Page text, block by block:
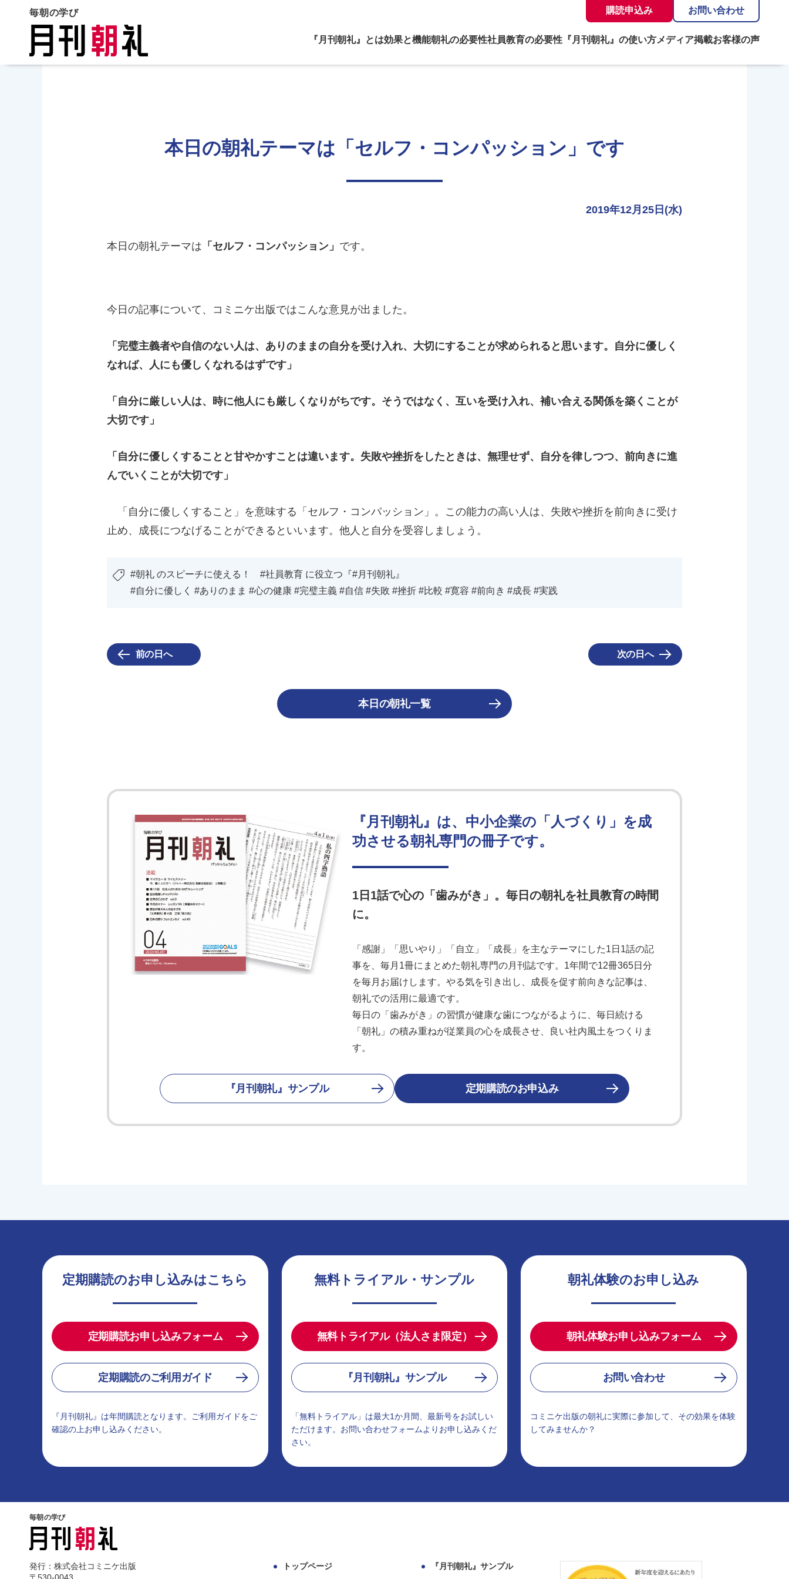
毎朝の学び 購読申込み お問い合わせ
『月刊朝礼』とは効果と機能朝礼の必要性社員教育の必要性 『月刊朝礼』の使い方メディア掲載お客様の声
本日の朝礼テーマは「セルフ・コンパッション」です
2019年12月25日(水)
本日の朝礼テーマは 「セルフ・コンパッション」 です。
今日の記事について、コミニケ出版ではこんな意見が出ました。
「完璧主義者や自信のない人は、ありのままの自分を受け入れ、大切にすることが求められると思います。自分に優しく
なれば、人にも優しくなれるはずです」
「自分に厳しい人は、時に他人にも厳しくなりがちです。そうではなく、互いを受け入れ、補い合える関係を築くことが
大切です」
「自分に優しくすることと甘やかすことは違います。失敗や挫折をしたときは、無理せず、自分を律しつつ、前向きに進
んでいくことが大切です」
「自分に優しくすること」を意味する「セルフ・コンパッション」。この能力の高い人は、失敗や挫折を前向きに受け
止め、成長につなげることができるといいます。他人と自分を受容しましょう。
#朝礼 のスピーチに使える！ #社員教育 に役立つ『#月刊朝礼』
#自分に優しく #ありのまま #心の健康 #完璧主義 #自信 #失敗 #挫折 #比較 #寛容 #前向き #成長 #実践
前の日へ 次の日へ
本日の朝礼一覧
『月刊朝礼』は、中小企業の「人づくり」を成
功させる朝礼専門の冊子です。
1日1話で心の「歯みがき」。毎日の朝礼を社員教育の時間
に。
「感謝」「思いやり」「自立」「成長」を主なテーマにした1日1話の記
事を、毎月1冊にまとめた朝礼専門の月刊誌です。1年間で12冊365日分
を毎月お届けします。やる気を引き出し、成長を促す前向きな記事は、
朝礼での活用に最適です。
毎日の「歯みがき」の習慣が健康な歯につながるように、毎日続ける
「朝礼」の積み重ねが従業員の心を成長させ、良い社内風土をつくりま
す。
『月刊朝礼』サンプル 定期購読のお申込み
定期購読のお申し込みはこちら
定期購読お申し込みフォーム
定期購読のご利用ガイド
『月刊朝礼』は年間購読となります。ご利用ガイドをご
確認の上お申し込みください。
無料トライアル・サンプル
無料トライアル（法人さま限定）
『月刊朝礼』サンプル
「無料トライアル」は最大1か月間、最新号をお試しい
ただけます。お問い合わせフォームよりお申し込みくだ
さい。
朝礼体験のお申し込み
朝礼体験お申し込みフォーム
お問い合わせ
コミニケ出版の朝礼に実際に参加して、その効果を体験
してみませんか？
毎朝の学び
発行：株式会社コミニケ出版
〒530-0043
トップページ 『月刊朝礼』サンプル